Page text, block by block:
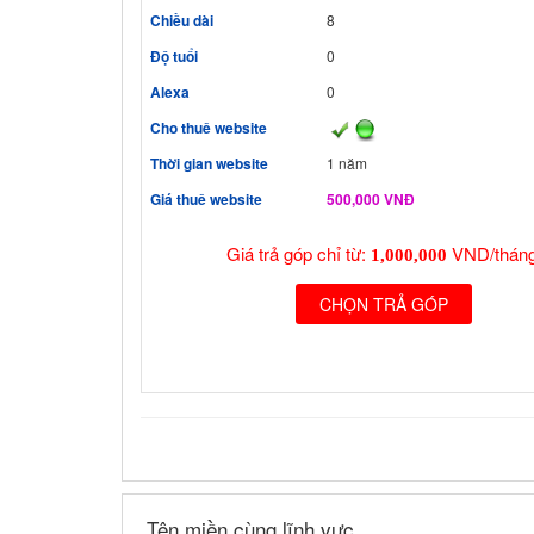
Chiều dài 8
Độ tuổi 0
Alexa 0
Cho thuê website
Thời gian website
1 năm
Giá thuê website 500,000 VNĐ
Giá trả góp chỉ từ: 1,000,000 VND/
CHỌN TRẢ GÓP